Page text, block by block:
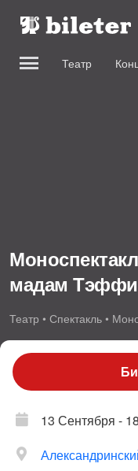
Театр
мадам
Театр • Спектакль •
13 Сентября -